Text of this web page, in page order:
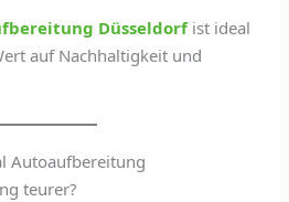
Düsseldorfist ideal
auf Nachhaltigkeit und
Autoaufbereitung
teurer?